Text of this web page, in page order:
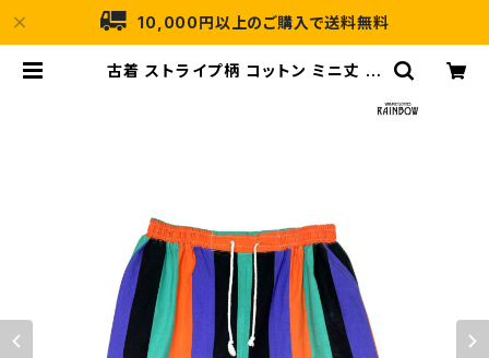
10,000円以上のご購入で送料無料
古着 ストライプ柄 コットン ミニ丈 パ